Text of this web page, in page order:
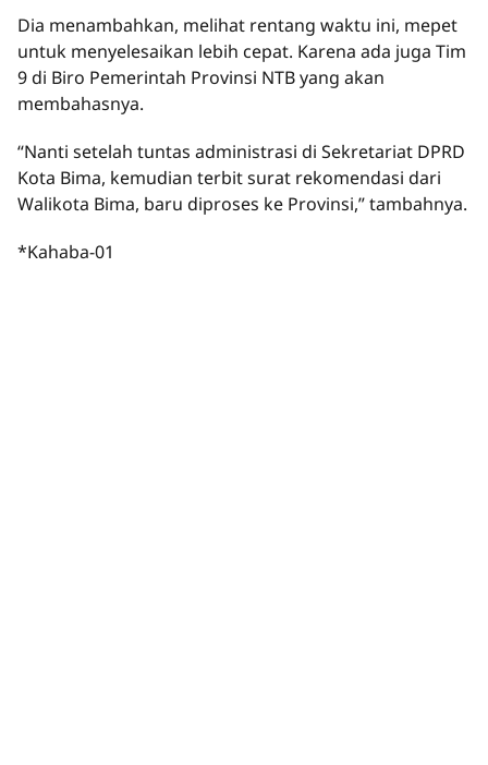
Dia menambahkan, melihat rentang waktu ini, mepet
untuk menyelesaikan lebih cepat. Karena ada juga Tim
9 di Biro Pemerintah Provinsi NTB yang akan
membahasnya.
“Nanti setelah tuntas administrasi di Sekretariat DPRD
Kota Bima, kemudian terbit surat rekomendasi dari
Walikota Bima, baru diproses ke Provinsi,” tambahnya.
*Kahaba-01